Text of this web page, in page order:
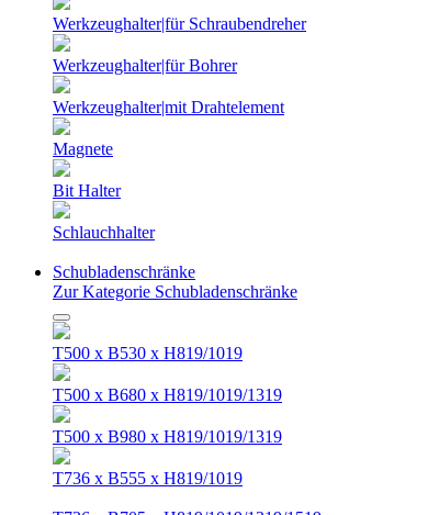
Werkzeughalter|für Schraubendreher
Werkzeughalter|für Bohrer
Werkzeughalter|mit Drahtelement
Magnete
Bit Halter
Schlauchhalter
Schubladenschränke
Zur Kategorie Schubladenschränke
T500 x B530 x H819/1019
T500 x B680 x H819/1019/1319
T500 x B980 x H819/1019/1319
T736 x B555 x H819/1019